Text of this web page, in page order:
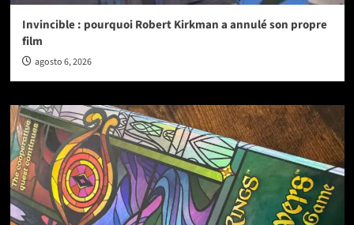
Invincible : pourquoi Robert Kirkman a annulé son propre
film
agosto 6, 2026